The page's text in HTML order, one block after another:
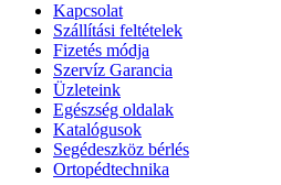
Kapcsolat
Szállítási feltételek
Fizetés módja
Szervíz Garancia
Üzleteink
Egészség oldalak
Katalógusok
Segédeszköz bérlés
Ortopédtechnika